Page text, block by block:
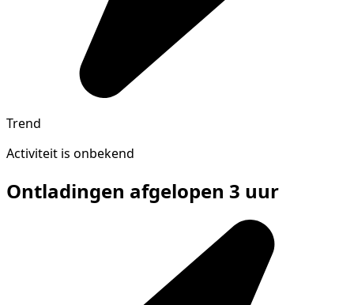
Trend
Activiteit is onbekend
Ontladingen afgelopen 3 uur